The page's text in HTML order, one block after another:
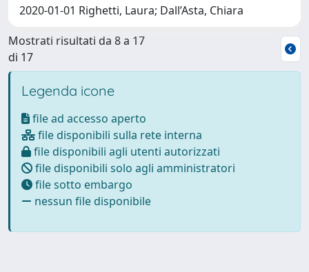
2020-01-01 Righetti, Laura; Dall’Asta, Chiara
Mostrati risultati da 8 a 17
di 17
Legenda icone
file ad accesso aperto
file disponibili sulla rete interna
file disponibili agli utenti autorizzati
file disponibili solo agli amministratori
file sotto embargo
nessun file disponibile